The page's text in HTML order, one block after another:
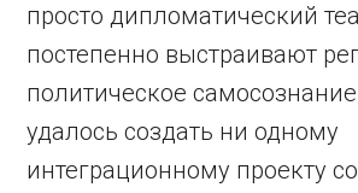
просто дипломатический
постепенно выстраивают
политическое
удалось создать ни одному
интеграционному проекту